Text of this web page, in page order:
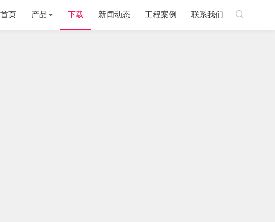

首页 产品 下载 新闻动态 工程案例 联系我们